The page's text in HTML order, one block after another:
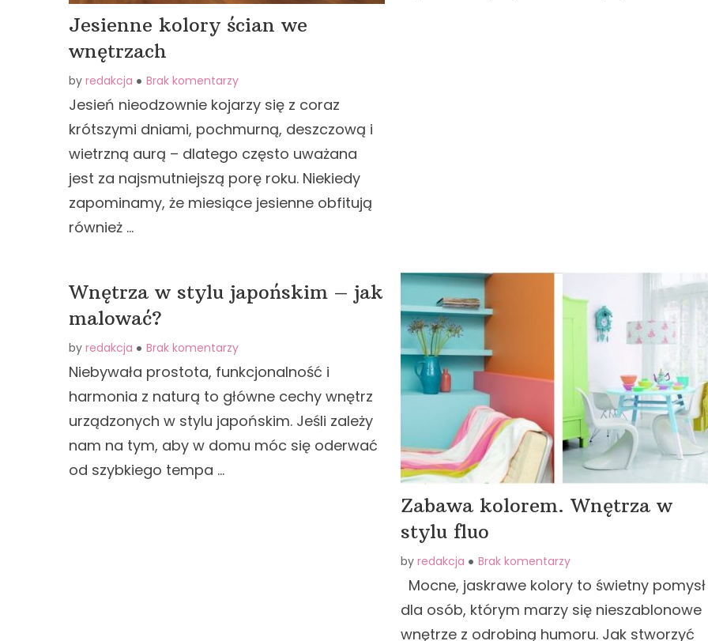
Jesienne kolory ścian we
wnętrzach
by redakcja Brak komentarzy
Jesień nieodzownie kojarzy się z coraz
krótszymi dniami, pochmurną, deszczową i
wietrzną aurą – dlatego często uważana
jest za najsmutniejszą porę roku. Niekiedy
zapominamy, że miesiące jesienne obfitują
również …
Wnętrza w stylu japońskim – jak
malować?
by redakcja Brak komentarzy
Niebywała prostota, funkcjonalność i
harmonia z naturą to główne cechy wnętrz
urządzonych w stylu japońskim. Jeśli zależy
nam na tym, aby w domu móc się oderwać
od szybkiego tempa …
Zabawa kolorem. Wnętrza w
stylu fluo
by redakcja Brak komentarzy
Mocne, jaskrawe kolory to świetny pomysł
dla osób, którym marzy się nieszablonowe
wnętrze z odrobiną humoru. Jak stworzyć